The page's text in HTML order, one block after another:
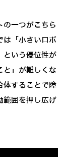
の一つがこちら
は「小さいロボ
という優位性が
と」が難しくな
体することで障
範囲を押し広げ